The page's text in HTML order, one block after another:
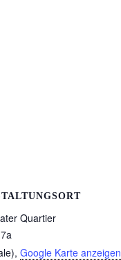
Quartier
, Google Karte anzeigen